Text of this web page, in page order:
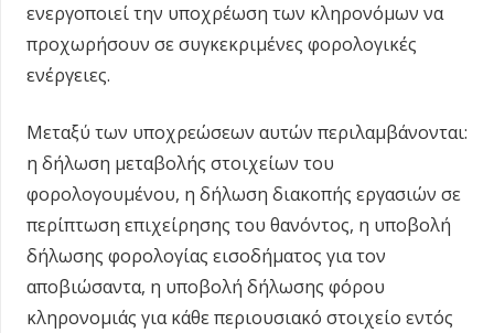
ενεργοποιεί την υποχρέωση των κληρονόμων να
προχωρήσουν σε συγκεκριμένες φορολογικές
ενέργειες.
Μεταξύ των υποχρεώσεων αυτών περιλαμβάνονται:
η δήλωση μεταβολής στοιχείων του
φορολογουμένου, η δήλωση διακοπής εργασιών σε
περίπτωση επιχείρησης του θανόντος, η υποβολή
δήλωσης φορολογίας εισοδήματος για τον
αποβιώσαντα, η υποβολή δήλωσης φόρου
κληρονομιάς για κάθε περιουσιακό στοιχείο εντός